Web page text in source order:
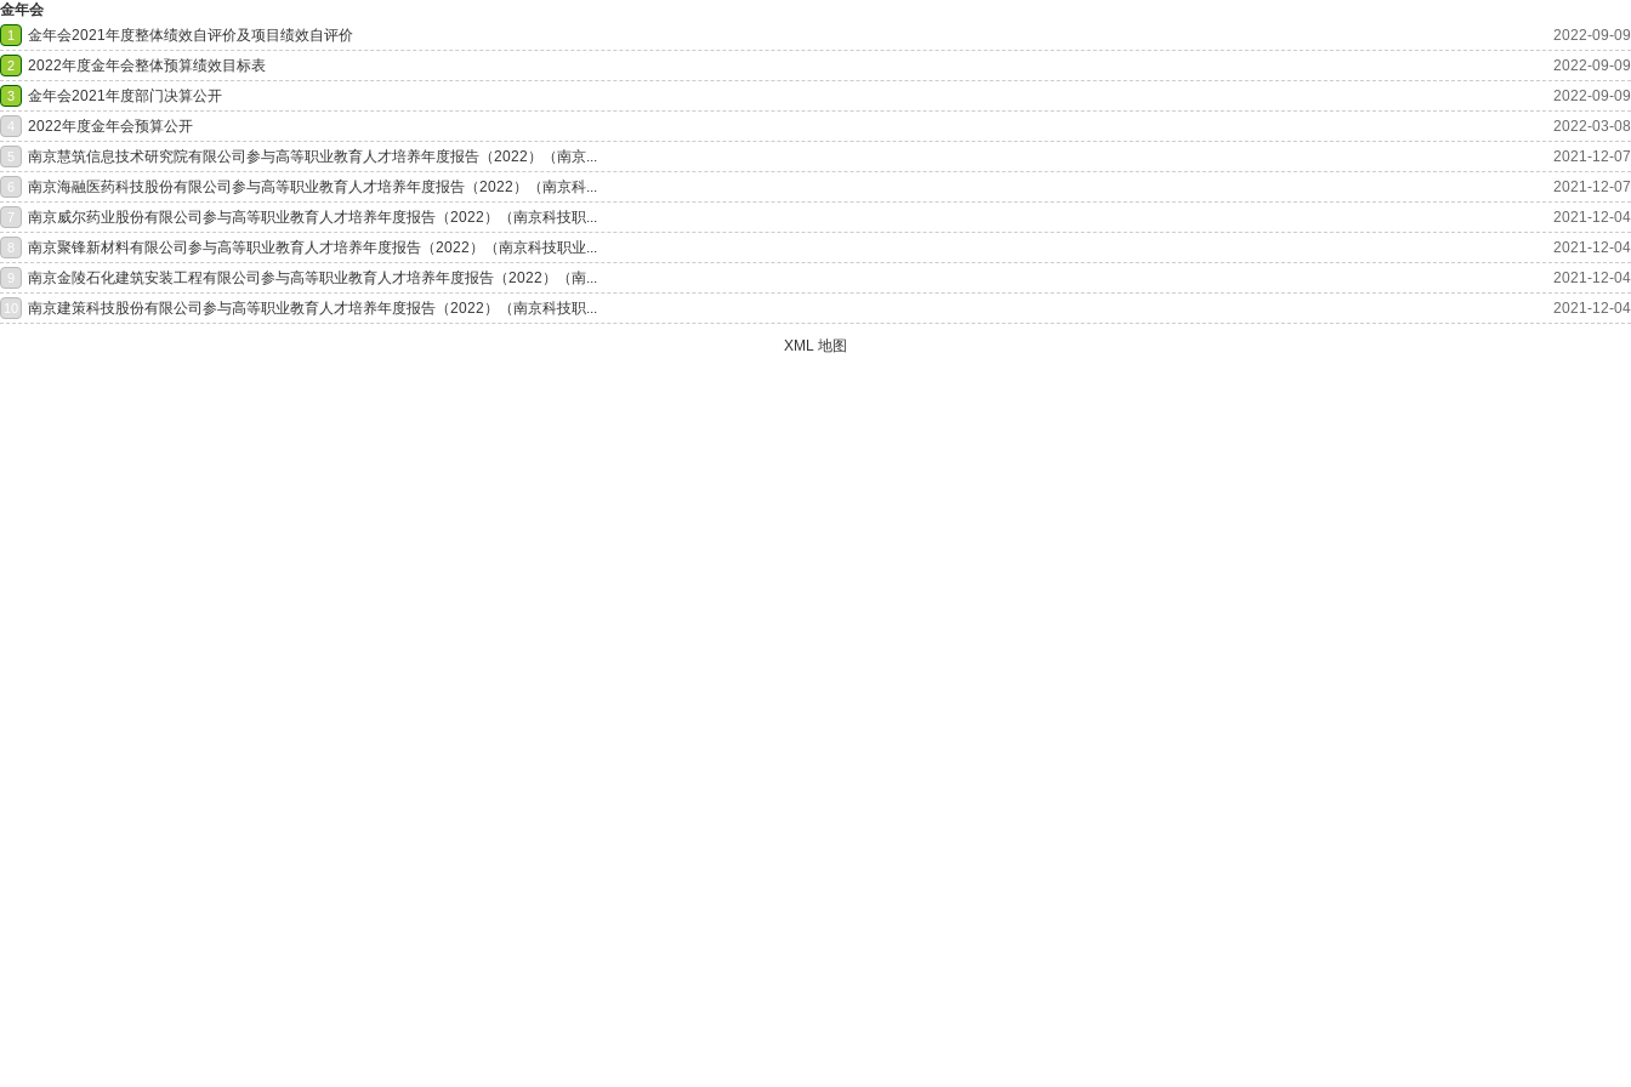
金年会
1 金年会2021年度整体绩效自评价及项目绩效自评价 2022-09-09
2 2022年度金年会整体预算绩效目标表 2022-09-09
3 金年会2021年度部门决算公开 2022-09-09
4 2022年度金年会预算公开 2022-03-08
5 南京慧筑信息技术研究院有限公司参与高等职业教育人才培养年度报告（2022）（南京... 2021-12-07
6 南京海融医药科技股份有限公司参与高等职业教育人才培养年度报告（2022）（南京科... 2021-12-07
7 南京威尔药业股份有限公司参与高等职业教育人才培养年度报告（2022）（南京科技职... 2021-12-04
8 南京聚锋新材料有限公司参与高等职业教育人才培养年度报告（2022）（南京科技职业... 2021-12-04
9 南京金陵石化建筑安装工程有限公司参与高等职业教育人才培养年度报告（2022）（南... 2021-12-04
10 南京建策科技股份有限公司参与高等职业教育人才培养年度报告（2022）（南京科技职... 2021-12-04
XML 地图